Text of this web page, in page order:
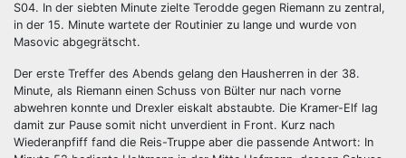
S04. In der siebten Minute zielte Terodde gegen Riemann zu zentral,
in der 15. Minute wartete der Routinier zu lange und wurde von
Masovic abgegrätscht.
Der erste Treffer des Abends gelang den Hausherren in der 38.
Minute, als Riemann einen Schuss von Bülter nur nach vorne
abwehren konnte und Drexler eiskalt abstaubte. Die Kramer-Elf lag
damit zur Pause somit nicht unverdient in Front. Kurz nach
Wiederanpfiff fand die Reis-Truppe aber die passende Antwort: In